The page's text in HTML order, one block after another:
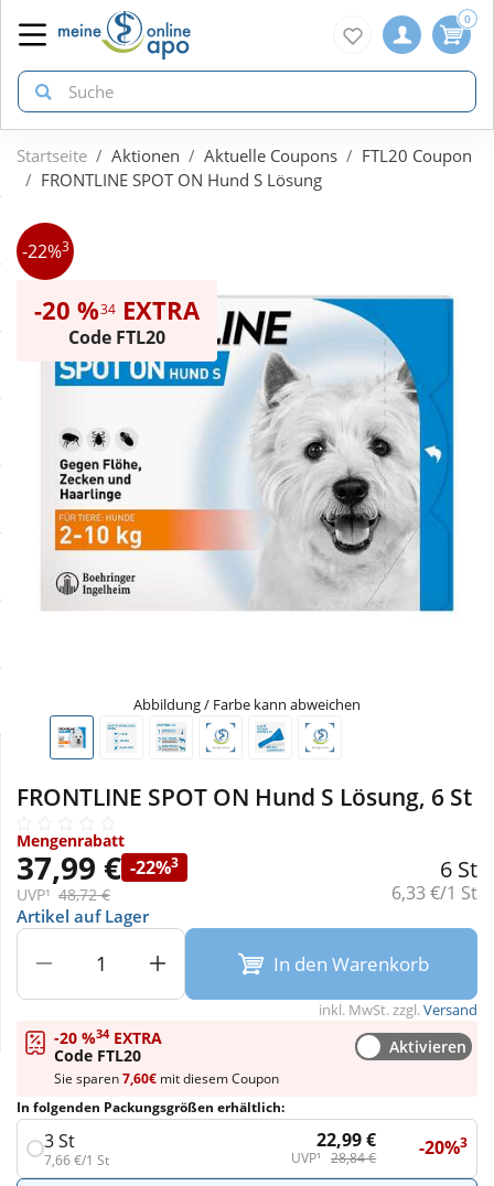
zurück
ÜBERSICHT AKTIONEN
Aktuelle Coupons
Gratis dazu
Neuheiten
Schnäppchen
Täglich gut versorgt
zurück
ÜBERSICHT KATEGORIEN
Arzneimittel
Bio & Genuss
Diabetes
Körperpflege & Kosmetik
Liebe & Erotik
Nahrungsergänzung
Sanitätshaus
Sport & Fitness
Tierbedarf
Wellness
zurück
ÜBERSICHT MARKEN
1A Pharma
Doppelherz
Eucerin
Physiogel
Aliud Pharma
0
Startseite Aktionen Aktuelle Coupons
FTL20 Coupon
FRONTLINE SPOT ON Hund S Lösung
-22%3
-20 %34EXTRA
Code FTL20
Abbildung / Farbe kann abweichen
FRONTLINE SPOT ON Hund S Lösung, 6 St
Mengenrabatt
37,99 € -22%3
UVP¹ 48,72 €
6 St
Grundpreis:
6,33 €/1 St
Artikel auf Lager
In den Warenkorb
inkl. MwSt. zzgl.Versand
-20 %34EXTRA
Code FTL20
Aktivieren
Sie sparen7,60€ mit diesem Coupon
In folgenden Packungsgrößen erhältlich:
3 St
7,66 €/1 St
22,99 €
UVP¹ 28,84 € -20%3